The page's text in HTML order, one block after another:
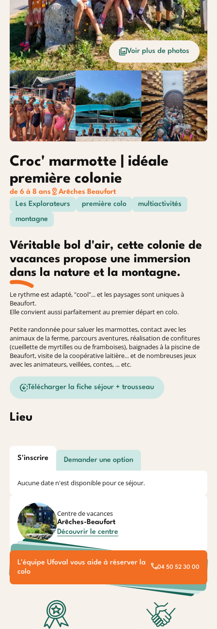
Baroudeurs
Voir plus de photos
Croc' marmotte | idéale
première colonie
de 6 à 8 ans
Arêches Beaufort
Les Explorateurs
première colo multiactivités
montagne
Véritable bol d'air, cette colonie de
vacances propose une immersion
dans la nature et la montagne.
Le rythme est adapté, "cool"... et les paysages sont uniques à
Beaufort.
Elle convient aussi parfaitement au premier départ en colo.
Petite randonnée pour saluer les marmottes, contact avec les
animaux de la ferme, parcours aventures, réalisation de confitures
(cueillette de myrtilles ou de framboises), baignades à la piscine de
Beaufort, visite de la coopérative laitière... et de nombreuses jeux
avec les animateurs, veillées, contes, ... etc.
Télécharger la fiche séjour + trousseau
Lieu
S'inscrire Demander une option
Aucune date n'est disponible pour ce séjour.
Centre de vacances
Arêches-Beaufort
Découvrir le centre
L'équipe Ufoval vous aide à réserver la
colo
04 50 52 30 00